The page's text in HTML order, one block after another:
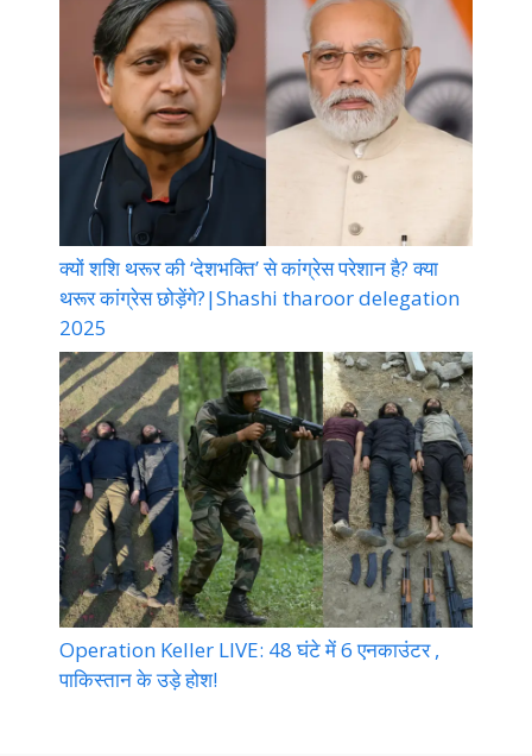
क्यों शशि थरूर की ‘देशभक्ति’ से कांग्रेस परेशान है? क्या
थरूर कांग्रेस छोड़ेंगे?|Shashi tharoor delegation
2025
Operation Keller LIVE: 48 घंटे में 6 एनकाउंटर ,
पाकिस्तान के उड़े होश!